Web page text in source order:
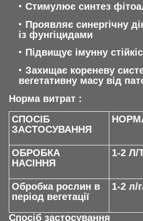
Стимулює синтез
Проявляє синергічну
із фунгіцидами
Підвищує імунну
Захищає кореневу
вегетативну масу від
Норма витрат :
СПОСІБ
ЗАСТОСУВАННЯ
ОБРОБКА
НАСІННЯ
1-2 Л/
Обробка рослин в
період вегетації
1-2 л/
Спосіб застосування